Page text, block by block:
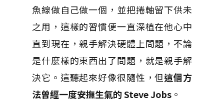
魚線做自己做一個，並把捲軸留下供未
之用，這樣的習慣便一直深植在他心中
直到現在，親手解決硬體上問題，不論
是什麼樣的東西出了問題，就是親手解
決它。這聽起來好像很隨性，但這個方
法曾經一度安撫生氣的 Steve Jobs 。